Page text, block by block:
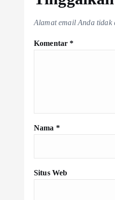
Alamat email Anda tidak
Komentar *
Nama *
Situs Web